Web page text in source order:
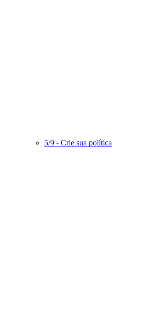
5/9 - Crie sua política